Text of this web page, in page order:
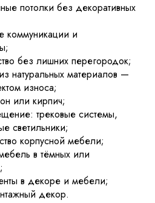
потолки без декоративных
коммуникации и
без лишних перегородок;
натуральных материалов —
износа;
или кирпич;
трековые системы,
светильники;
корпусной мебели;
в тёмных или
в декоре и мебели;
декор.